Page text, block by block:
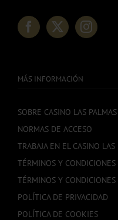
MÁS INFORMACIÓN
SOBRE CASINO LAS PALMAS
NORMAS DE ACCESO
TRABAJA EN EL CASINO LAS
TÉRMINOS Y CONDICIONES
TÉRMINOS Y
POLÍTICA DE PRIVACIDAD
POLÍTICA DE COOKIES